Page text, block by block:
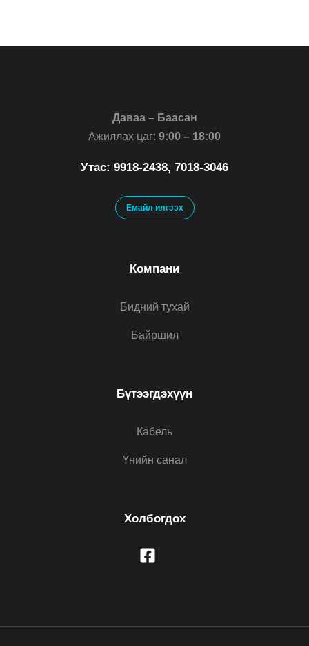
Даваа – Баасан
Ажиллах цаг: 9:00 – 18:00
Утас: 9918-2438, 7018-3046
Емайл илгээх
Компани
Бидний тухай
Байршил
Бүтээгдэхүүн
Кабель
Үнийн санал
Холбогдох